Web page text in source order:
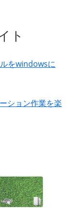
ト
をwindowsに
ション作業を楽